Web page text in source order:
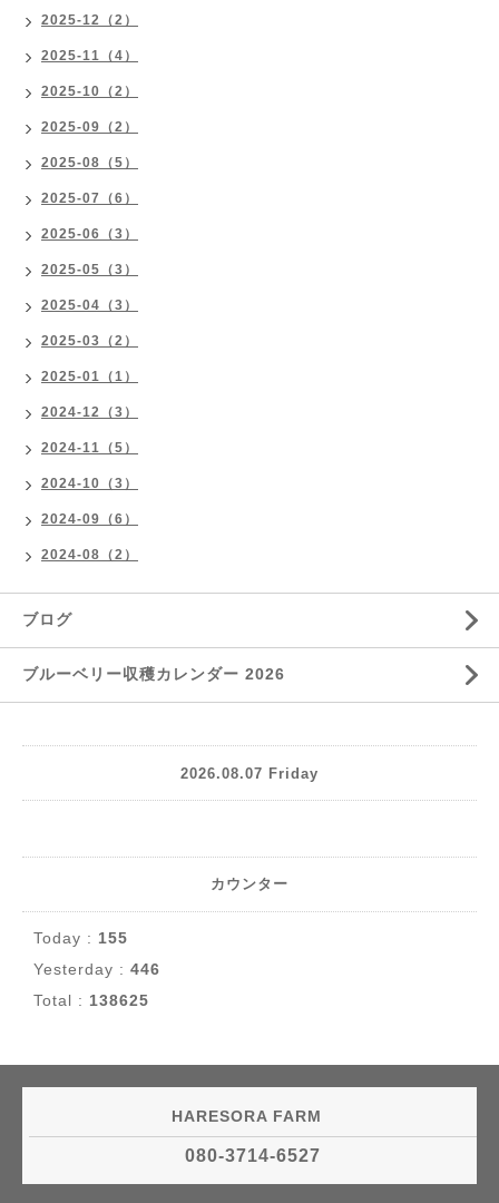
2025-12（2）
2025-11（4）
2025-10（2）
2025-09（2）
2025-08（5）
2025-07（6）
2025-06（3）
2025-05（3）
2025-04（3）
2025-03（2）
2025-01（1）
2024-12（3）
2024-11（5）
2024-10（3）
2024-09（6）
2024-08（2）
ブログ
ブルーベリー収穫カレンダー 2026
2026.08.07 Friday
カウンター
Today : 155
Yesterday : 446
Total : 138625
HARESORA FARM
080-3714-6527